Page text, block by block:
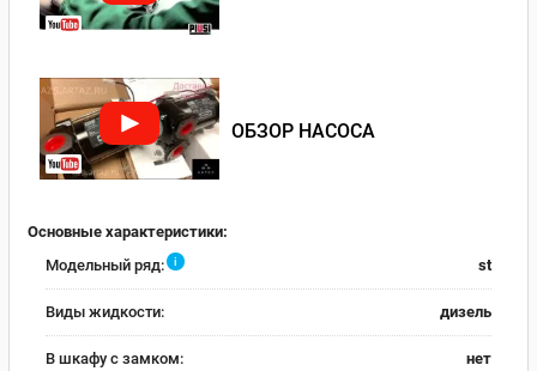
ОБЗОР НАСОСА
Основные характеристики:
Модельный ряд:
i st
Виды жидкости: дизель
В шкафу с замком: нет